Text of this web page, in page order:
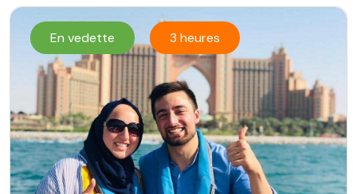
En vedette 3 heures